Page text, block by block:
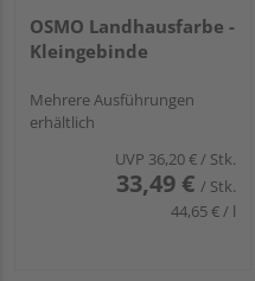
OSMO Landhausfarbe -
Kleingebinde
Mehrere Ausführungen
erhältlich
UVP 36,20 €/ Stk.
33,49 € / Stk.
44,65 € / l